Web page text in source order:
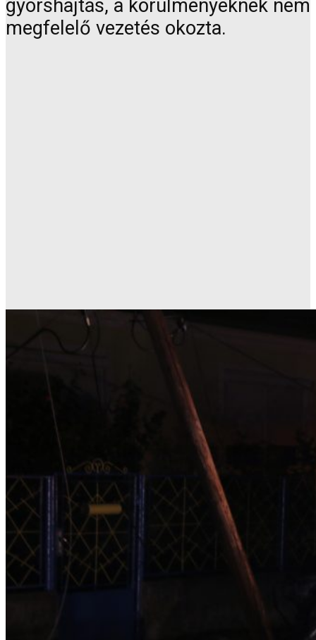
gyorshajtás, a körülményeknek nem
megfelelő vezetés okozta.